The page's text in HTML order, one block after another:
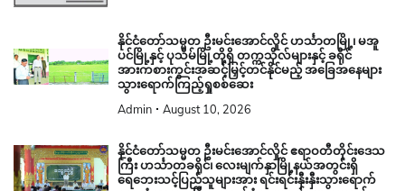
နိုင်ငံတော်သမ္မတ ဦးမင်းအောင်လှိုင် ဟင်္သာတမြို့၊ မအူ
ပင်မြို့နှင့် ပုသိမ်မြို့တို့ရှိ တက္ကသိုလ်များနှင့် ခရိုင်
အားကစားကွင်းအဆင့်မြှင့်တင်နိုင်မည့် အခြေအနေများ
သွားရောက်ကြည့်ရှုစစ်ဆေး
Admin August 10, 2026
နိုင်ငံတော်သမ္မတ ဦးမင်းအောင်လှိုင် ဧရာဝတီတိုင်းဒေသ
ကြီး ဟင်္သာတခရိုင်၊ လေးမျက်နှာမြို့နယ်အတွင်းရှိ
ရေဘေးသင့်ပြည်သူများအား ရင်းရင်းနှီးနှီးသွားရောက်